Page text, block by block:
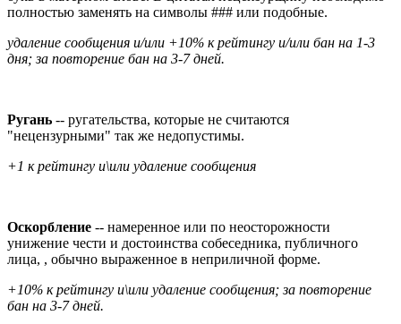
полностью заменять на символы ### или подобные.
удаление сообщения и/или +10% к рейтингу и/или бан на 1-3
дня; за повторение бан на 3-7 дней.
Ругань -- ругательства, которые не считаются
"нецензурными" так же недопустимы.
+1 к рейтингу и\или удаление сообщения
Оскорбление -- намеренное или по неосторожности
унижение чести и достоинства собеседника, публичного
лица, , обычно выраженное в неприличной форме.
+10% к рейтингу и\или удаление сообщения; за повторение
бан на 3-7 дней.